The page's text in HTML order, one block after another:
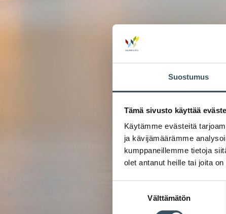
Suostumus
Tämä sivusto käyttää
Käytämme evästeitä
ja kävijämäärämme
kumppaneillemme tietoja
olet antanut heille tai joita
Välttämätön